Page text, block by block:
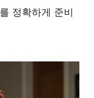
정확하게 준비